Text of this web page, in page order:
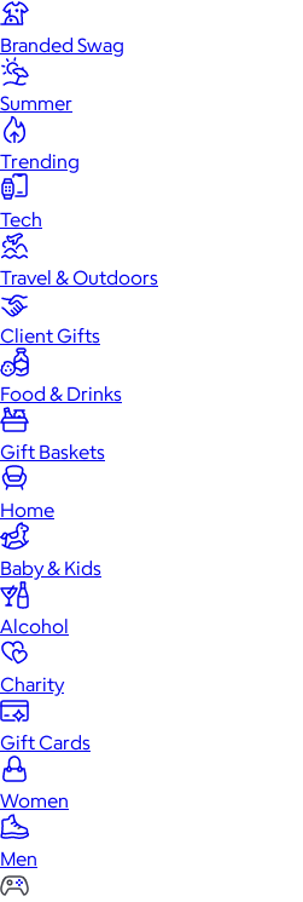
Branded Swag
Summer
Trending
Tech
Travel & Outdoors
Client Gifts
Food & Drinks
Gift Baskets
Home
Baby & Kids
Alcohol
Charity
Gift Cards
Women
Men